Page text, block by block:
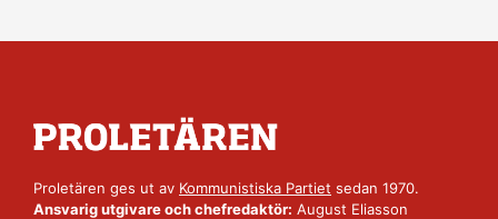
Proletären ges ut av Kommunistiska Partiet sedan 1970.
Ansvarig utgivare och chefredaktör: August Eliasson